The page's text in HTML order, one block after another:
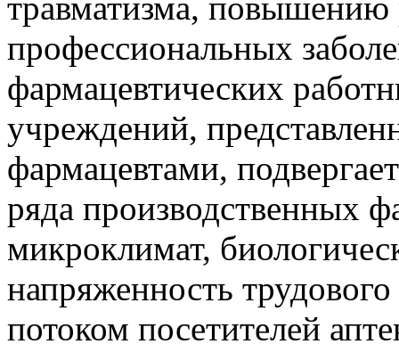
профессиональных
фармацевтических
учреждений,
фармацевтами,
ряда производственных
микроклимат,
напряженность
потоком посетителей